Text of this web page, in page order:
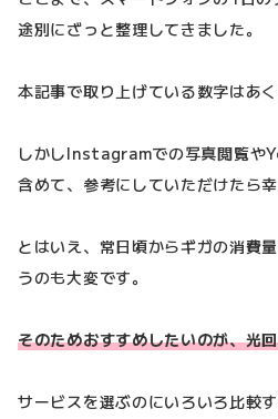
途別にざっと整理してきました。
本記事で取り上げている数字はあ
しかしInstagramでの写真閲覧や
含めて、参考にしていただけたら幸
とはいえ、常日頃からギガの消費
うのも大変です。
そのためおすすめしたいのが、光
サービスを選ぶのにいろいろ比較